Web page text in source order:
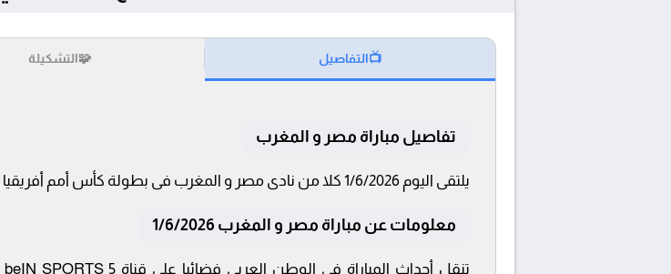
📺التفاصيل 🧩التشكيلة
تفاصيل مباراة مصر و المغرب
يلتقى اليوم 1/6/2026 كلا من نادى مصر و المغرب فى بطولة كأس أمم أفريقيا تحت 17 فى تمام الساعة 22:00 بتوقيت القاهرة و 22:00.
معلومات عن مباراة مصر و المغرب 1/6/2026